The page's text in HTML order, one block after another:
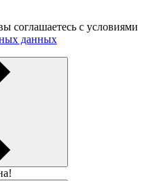
соглашаетесь с условиями
данных